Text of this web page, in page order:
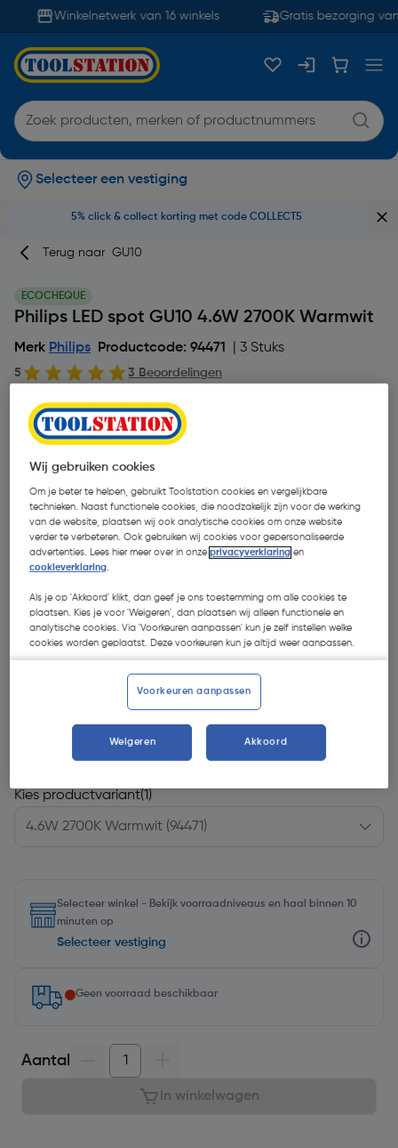
Winkelnetwerk van 16 winkels Gratis bezorging
Selecteer een vestiging
5% click & collect korting met code COLLECT5
Terug naar GU10
ECOCHEQUE
Philips LED spot GU10 4.6W 2700K Warmwit
Merk Philips Productcode: 94471 | 3 Stuks
5 3 Beoordelingen
€ 10,00 | Excl. btw € 8,26
Kies productvariant(1)
Selecteer winkel - Bekijk voorraadniveaus en haal binnen 10
minuten op
Selecteer vestiging
Geen voorraad beschikbaar
Aantal
In winkelwagen
Wij gebruiken cookies
Om je beter te helpen, gebruikt Toolstation cookies en vergelijkbare
technieken. Naast functionele cookies, die noodzakelijk zijn voor de werking
van de website, plaatsen wij ook analytische cookies om onze website
verder te verbeteren. Ook gebruiken wij cookies voor gepersonaliseerde
advertenties. Lees hier meer over in onzeprivacyverklaring en
cookieverklaring.
Als je op 'Akkoord' klikt, dan geef je ons toestemming om alle cookies te
plaatsen. Kies je voor 'Weigeren', dan plaatsen wij alleen functionele en
analytische cookies. Via 'Voorkeuren aanpassen' kun je zelf instellen welke
cookies worden geplaatst. Deze voorkeuren kun je altijd weer aanpassen.
Voorkeuren aanpassen
Weigeren Akkoord